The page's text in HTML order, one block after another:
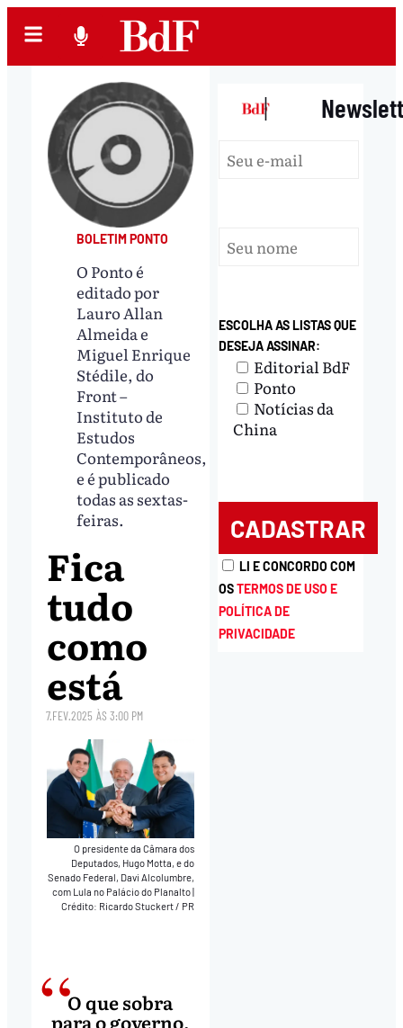
BOLETIM PONTO
O Ponto é
editado por
Lauro Allan
Almeida e
Miguel Enrique
Stédile, do
Front –
Instituto de
Estudos
Contemporâneos,
e é publicado
todas as sextas-
feiras.
Fica
tudo
como
está
7.FEV.2025 ÀS3:00 PM
O presidente da Câmara dos
Deputados, Hugo Motta, e do
Senado Federal, Davi Alcolumbre,
com Lula no Palácio do Planalto|
Crédito: Ricardo Stuckert / PR
O que sobra
para o governo,
|
ESCOLHA AS LISTAS QUE
DESEJA ASSINAR:
Editorial BdF
Ponto
Notícias da
China
LI E CONCORDO COM
OSTERMOS DE USO E
POLÍTICA DE
PRIVACIDADE